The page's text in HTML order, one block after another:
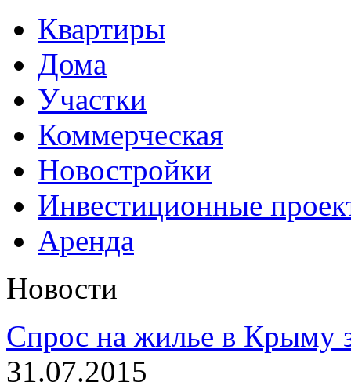
Квартиры
Дома
Участки
Коммерческая
Новостройки
Инвестиционные
Аренда
Новости
Спрос на жилье в Крыму
31.07.2015